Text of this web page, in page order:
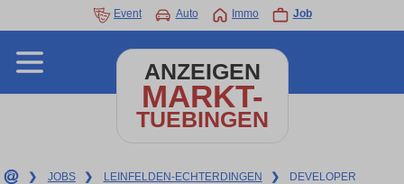
Event Auto Immo Job
ANZEIGEN
MARKT-
TUEBINGEN
❯ JOBS ❯ LEINFELDEN-ECHTERDINGEN ❯ DEVELOPER